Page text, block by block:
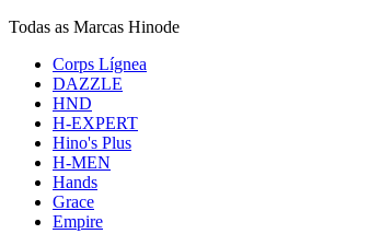
Todas as Marcas Hinode
Corps Lígnea
DAZZLE
HND
H-EXPERT
Hino's Plus
H-MEN
Hands
Grace
Empire